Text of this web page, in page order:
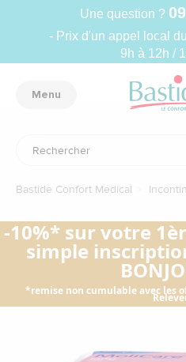
Une question ?
- Prix d'un appel local
9h à 12h /
Menu
Bastide Confort Médical
-10%* sur votre
simple
*remise non cumulable avec les